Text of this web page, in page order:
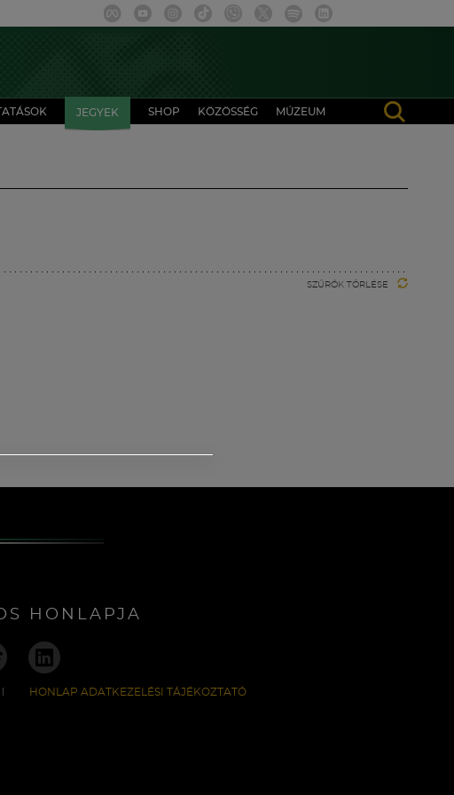
JEGYEK SHOP KÖZÖSSÉG MÚZEUM
SZŰRŐK TÖRLÉSE
HONLAPJA
HONLAP ADATKEZELÉSI TÁJÉKOZTATÓ